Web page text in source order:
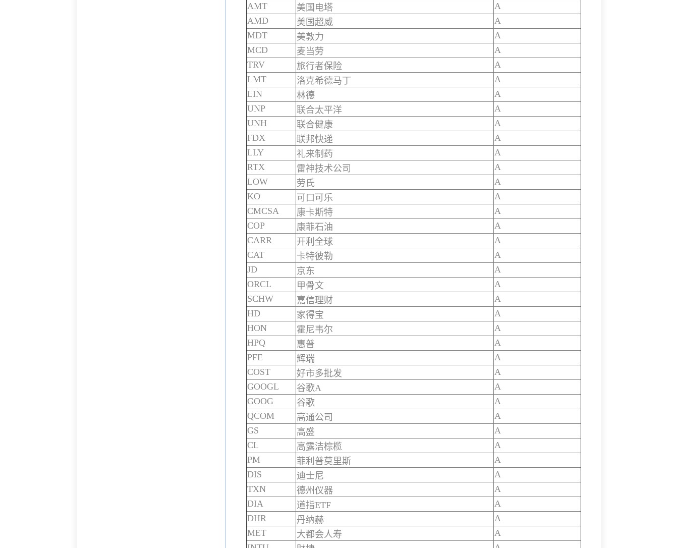
AMT
美国电塔
A
AMD
美国超威
A
MDT
美敦力
A
MCD
麦当劳
A
TRV
旅行者保险
A
LMT
洛克希德马丁
A
LIN
林德
A
UNP
联合太平洋
A
UNH
联合健康
A
FDX
联邦快递
A
LLY
礼来制药
A
RTX
雷神技术公司
A
LOW
劳氏
A
KO
可口可乐
A
CMCSA
康卡斯特
A
COP
康菲石油
A
CARR
开利全球
A
CAT
卡特彼勒
A
JD
京东
A
ORCL
甲骨文
A
SCHW
嘉信理财
A
HD
家得宝
A
HON
霍尼韦尔
A
HPQ
惠普
A
PFE
辉瑞
A
COST
好市多批发
A
GOOGL
谷歌A
A
GOOG
谷歌
A
QCOM
高通公司
A
GS
高盛
A
CL
高露洁棕榄
A
PM
菲利普莫里斯
A
DIS
迪士尼
A
TXN
德州仪器
A
DIA
道指ETF
A
DHR
丹纳赫
A
MET
大都会人寿
A